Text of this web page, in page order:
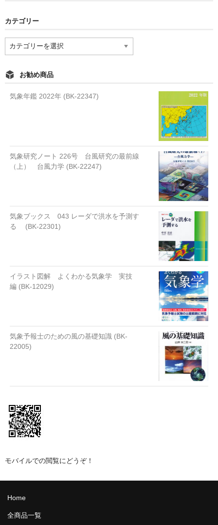
カテゴリー
リ
お勧め商品
気象年鑑 2022年 (BK-22347)
気象研究ノート 226号 台風研究の最前線
（上） 台風力学 (BK-22247)
気象ブックス 043 レーダで洪水を予測す
る (BK-22301)
イラスト図解 よくわかる気象学 実技
編 (BK-12029)
気象予報士のための風の基礎知識 (BK-
22005)
モバイルでの閲覧にどうぞ！
Home
全商品一覧